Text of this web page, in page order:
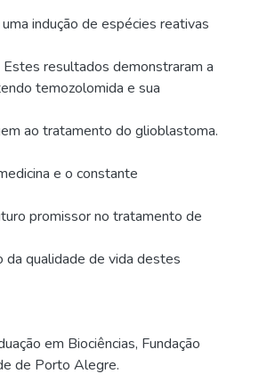
indução de espécies reativas
resultados demonstraram a
temozolomida e sua
ao tratamento do glioblastoma.
e o constante
promissor no tratamento de
da qualidade de vida destes
em Biociências, Fundação
de Porto Alegre.